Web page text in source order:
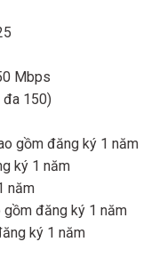
Mbps
đa 150)
gồm đăng ký 1 năm
ký 1 năm
năm
gồm đăng ký 1 năm
ký 1 năm